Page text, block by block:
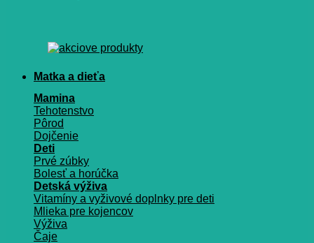
Matka a dieťa
Mamina
Tehotenstvo
Pôrod
Dojčenie
Deti
Prvé zúbky
Bolesť a horúčka
Detská výživa
Vitamíny a vyživové doplnky pre deti
Mlieka pre kojencov
Výživa
Čaje